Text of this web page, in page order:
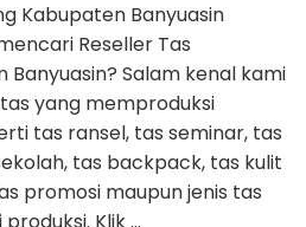
Kabupaten Banyuasin
Reseller Tas
Salam kenal kami
yang memproduksi
tas ransel, tas seminar, tas
tas backpack, tas kulit
promosi maupun jenis tas